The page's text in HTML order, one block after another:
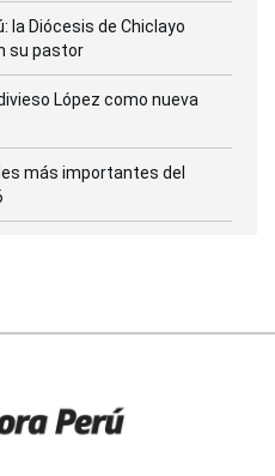
la Diócesis de Chiclayo
su pastor
López como nueva
más importantes del